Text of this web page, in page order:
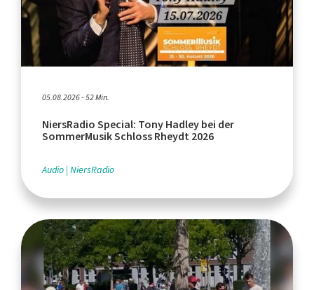
05.08.2026 - 52 Min.
NiersRadio Special: Tony Hadley bei der
SommerMusik Schloss Rheydt 2026
Audio NiersRadio